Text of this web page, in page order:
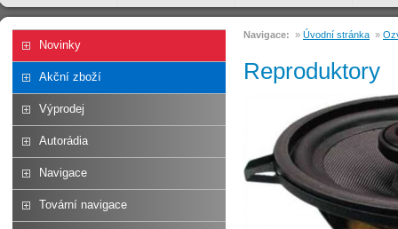
Novinky
Akční zboží
Výprodej
Autorádia
Navigace
Tovární navigace
Navigace: » Úvodní stránka »
Reproduktory